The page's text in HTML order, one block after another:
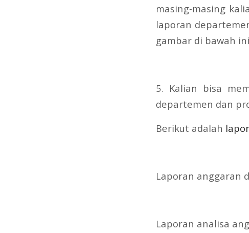
masing-masing
laporan
gambar di bawah
5. Kalian bisa
departemen dan
Berikut adalah
Laporan anggaran
Laporan analisa